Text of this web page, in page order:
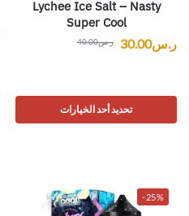
Lychee Ice Salt – Nasty
Super Cool
ر.س40.00 ر.س30.00
تحديد أحد الخيارات
-25%